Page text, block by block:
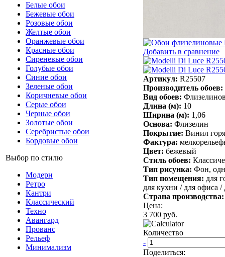
Белые обои
Бежевые обои
Розовые обои
Желтые обои
Оранжевые обои
Красные обои
Сиреневые обои
Голубые обои
Синие обои
Зеленые обои
Коричневые обои
Серые обои
Черные обои
Золотые обои
Серебристые обои
Бордовые обои
Выбор по стилю
Модерн
Ретро
Кантри
Классический
Техно
Авангард
Прованс
Рельеф
Минимализм
Добавить в сравнение
Артикул: R25507
Производитель обоев:
Вид обоев:
Длина (м): 10
Ширина (м): 1,06
Основа: Флизелин
Покрытие: Винил
Фактура:
Цвет: бежевый
Стиль обоев:
Тип рисунка: Фон,
Тип помещения: для
для кухни / для офиса /
Страна
Цена:
3 700 руб.
Количество
-
Поделиться: